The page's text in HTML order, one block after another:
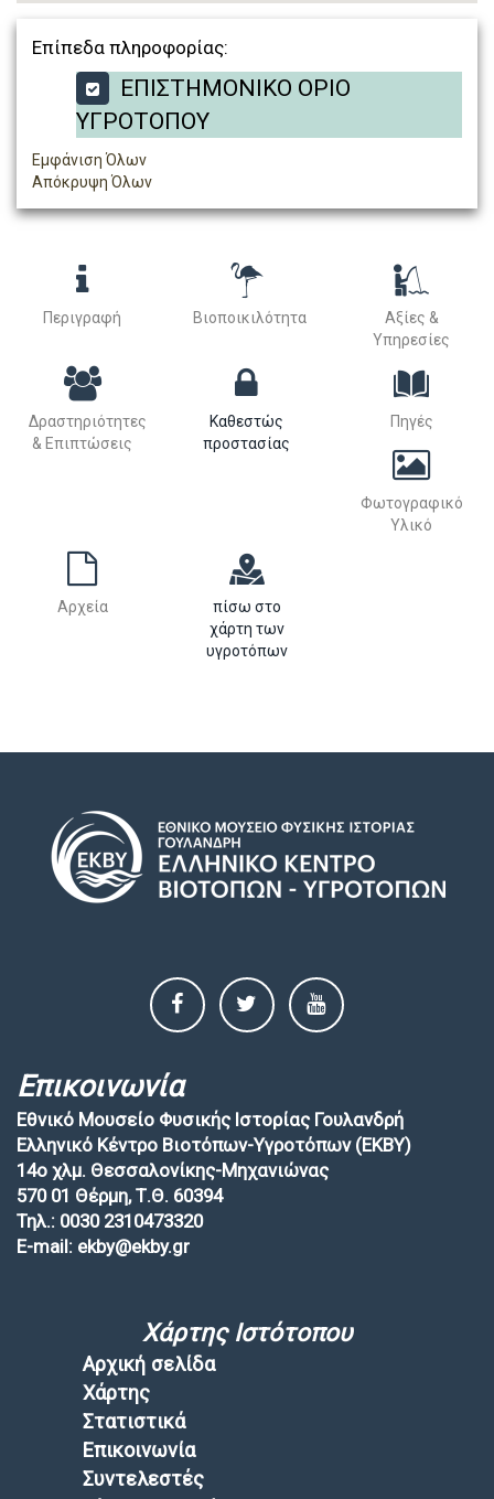
Επίπεδα πληροφορίας:
ΕΠΙΣΤΗΜΟΝΙΚΟ ΟΡΙΟ
ΥΓΡΟΤΟΠΟΥ
Εμφάνιση Όλων
Απόκρυψη Όλων
Περιγραφή Βιοποικιλότητα
Αξίες &
Υπηρεσίες
Δραστηριότητες
& Επιπτώσεις
Καθεστώς
προστασίας
Πηγές
Φωτογραφικό
Υλικό
Αρχεία
πίσω στο
χάρτη των
υγροτόπων
Επικοινωνία
Εθνικό Μουσείο Φυσικής Ιστορίας Γουλανδρή
Ελληνικό Κέντρο Βιοτόπων-Υγροτόπων (EKBY)
14ο χλμ. Θεσσαλονίκης-Μηχανιώνας
570 01 Θέρμη, Τ.Θ. 60394
Τηλ.: 0030 2310473320
E-mail: ekby@ekby.gr
Χάρτης Ιστότοπου
Αρχική σελίδα
Χάρτης
Στατιστικά
Επικοινωνία
Συντελεστές